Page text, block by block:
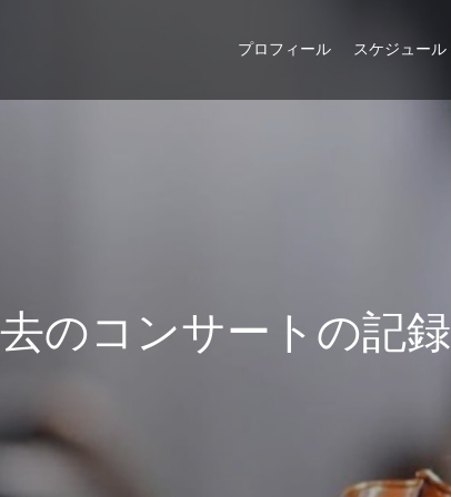
プロフィール スケジュール
去のコ ンサー ト の記録